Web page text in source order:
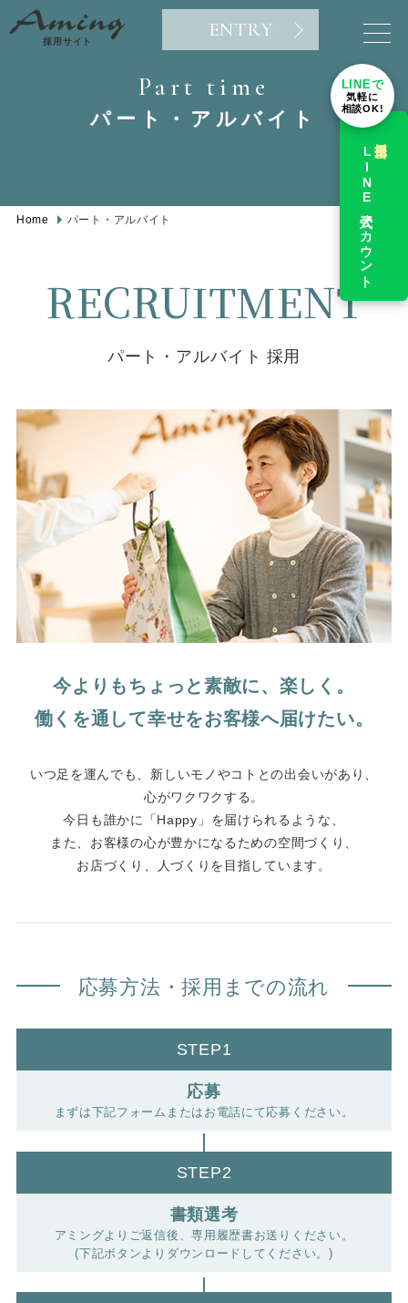
採用サイト
ENTRY
LINEで
気軽に
相談OK!
LINE公式アカウント
Part time
パート・アルバイト
Home パート・アルバイト
RECRUITMENT
パート・アルバイト 採用
今よりもちょっと素敵に、楽しく。
働くを通して幸せをお客様へ届けたい。
いつ足を運んでも、新しいモノやコトとの出会いがあり、
心がワクワクする。
今日も誰かに「Happy」を届けられるような、
また、お客様の心が豊かになるための空間づくり、
お店づくり、人づくりを目指しています。
応募方法・採用までの流れ
STEP1
応募
まずは下記フォームまたはお電話にて応募ください。
STEP2
書類選考
アミングよりご返信後、専用履歴書お送りください。
(下記ボタンよりダウンロードしてください。)